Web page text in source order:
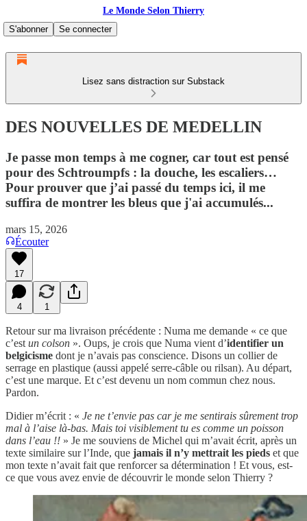
Le Monde Selon Thierry
S'abonner
Se connecter
Lisez sans distraction sur Substack
DES NOUVELLES DE MEDELLIN
Je passe mon temps à me cogner, car tout est pensé
pour des Schtroumpfs : la douche, les escaliers…
Pour prouver que j’ai passé du temps ici, il me
suffira de montrer les bleus que j'ai accumulés...
mars 15, 2026
Écouter
17
4 1
Retour sur ma livraison précédente : Numa me demande « ce que
c’est un colson ». Oups, je crois que Numa vient d’identifier un
belgicisme dont je n’avais pas conscience. Disons un collier de
serrage en plastique (aussi appelé serre-câble ou rilsan). Au départ,
c’est une marque. Et c’est devenu un nom commun chez nous.
Pardon.
Didier m’écrit : « Je ne t’envie pas car je me sentirais sûrement trop
mal à l’aise là-bas. Mais toi visiblement tu es comme un poisson
dans l’eau !! » Je me souviens de Michel qui m’avait écrit, après un
texte similaire sur l’Inde, que jamais il n’y mettrait les pieds et que
mon texte n’avait fait que renforcer sa détermination ! Et vous, est-
ce que vous avez envie de découvrir le monde selon Thierry ?